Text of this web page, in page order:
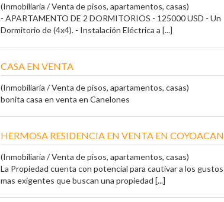
(Inmobiliaria / Venta de pisos, apartamentos, casas)
- APARTAMENTO DE 2 DORMITORIOS - 125000 USD - Un
Dormitorio de (4x4). - Instalación Eléctrica a [...]
CASA EN VENTA
(Inmobiliaria / Venta de pisos, apartamentos, casas)
bonita casa en venta en Canelones
HERMOSA RESIDENCIA EN VENTA EN COYOACAN
(Inmobiliaria / Venta de pisos, apartamentos, casas)
La Propiedad cuenta con potencial para cautivar a los gustos
mas exigentes que buscan una propiedad [...]